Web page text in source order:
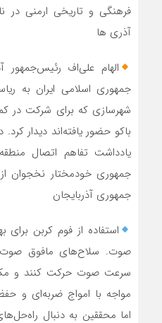
فرهنگی و تاریخی ارمنی در
آذری ها
الهام علی‌اف رئیس‌جمهور
جمهوری اسلامی ایران به
شهرسازی که برای شرکت در
باکو حضور یافته‌اند دیدار
یادداشت تفاهم اتصال
جمهوری خودمختار نخجوان
جمهوری آذربایجان
استفاده از فوم کربن برای
سرعت صوت حرکت کنند و
مواجه با امواج ضربه‌ای و حفظ
اما محققین به دنبال